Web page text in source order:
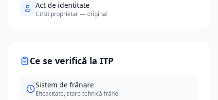
Act de identitate
CI/BI proprietar — original
Ce se verifică la ITP
Sistem de frânare
Eficacitate, stare tehnică frâne